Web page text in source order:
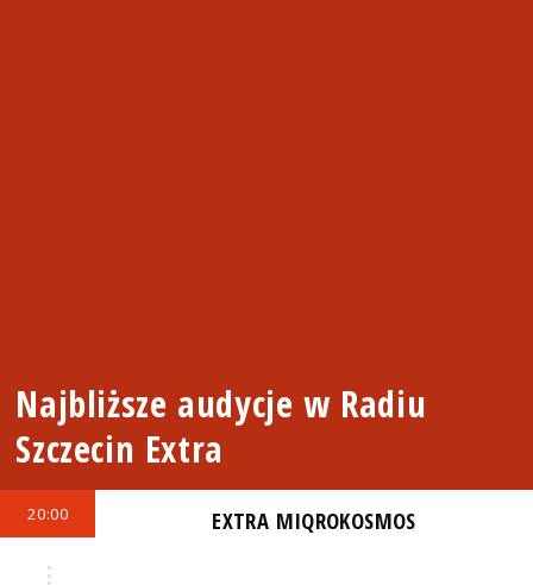
Najbliższe audycje w Radiu
Szczecin Extra
20:00 EXTRA MIQROKOSMOS